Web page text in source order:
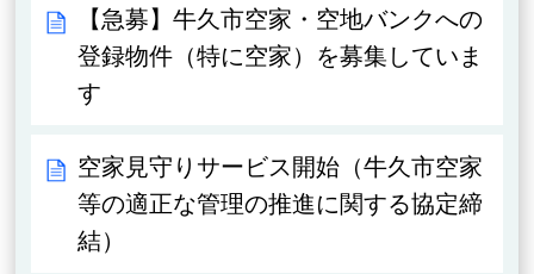
【急募】牛久市空家・空地バンクへの
登録物件（特に空家）を募集していま
す
空家見守りサービス開始（牛久市空家
等の適正な管理の推進に関する協定締
結）